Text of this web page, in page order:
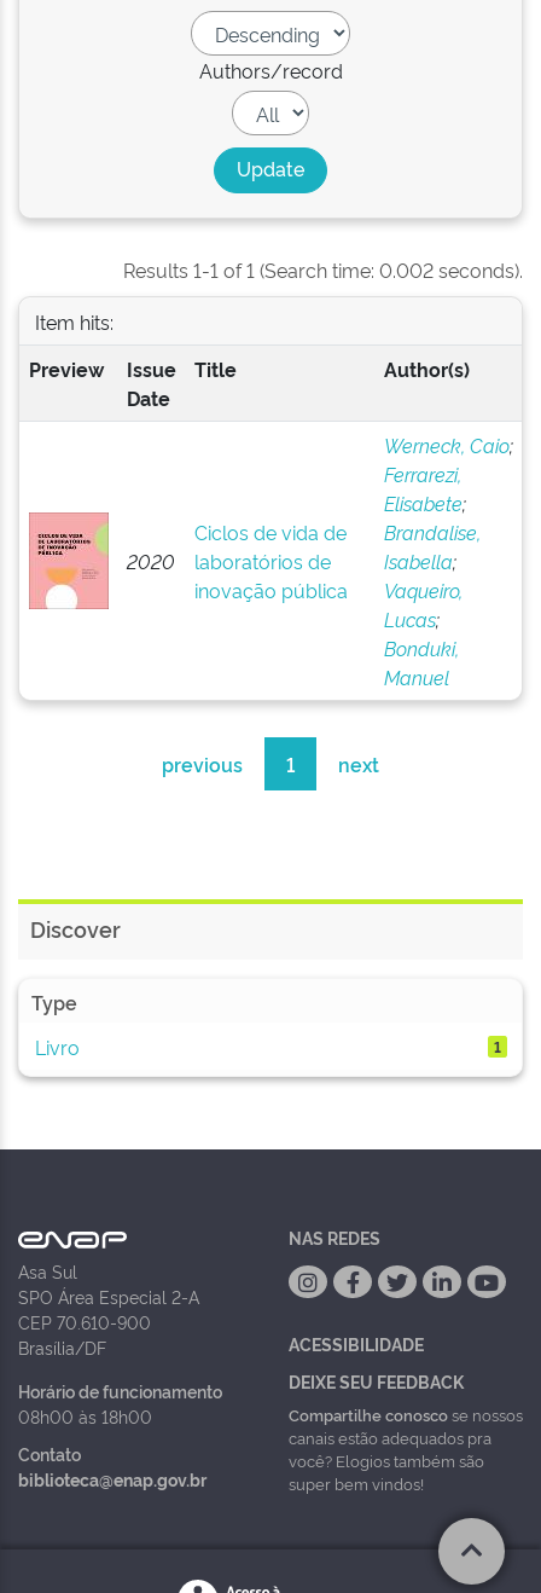
Authors/record
Results 1-1 of 1 (Search time: 0.002 seconds).
Item hits:
Preview
Issue
Date
Title Author(s)
2020
Ciclos de vida de
laboratórios de
inovação pública
Werneck, Caio;
Ferrarezi,
Elisabete;
Brandalise,
Isabella;
Vaqueiro,
Lucas;
Bonduki,
Manuel
previous 1 next
Discover
Type
Livro
1
Asa Sul
SPO Área Especial 2-A
CEP 70.610-900
Brasília/DF
Horário de funcionamento
08h00 às 18h00
Contato
biblioteca@enap.gov.br
NAS REDES
ACESSIBILIDADE
DEIXE SEU FEEDBACK
Compartilhe conoscose nossos
canais estão adequados pra
você? Elogios também são
super bem vindos!